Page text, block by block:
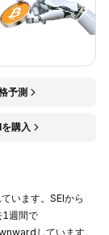
予測
購入
います。SEIから
週間で
しています。